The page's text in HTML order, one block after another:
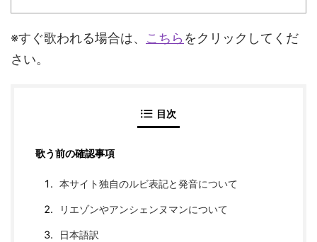
※すぐ歌われる場合は、 こちら をクリックしてくだ
さい。
目次
歌う前の確認事項
本サイト独自のルビ表記と発音について
リエゾンやアンシェンヌマンについて
日本語訳